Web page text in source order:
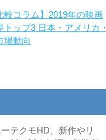
較コラム】2019年の映画
トップ3 日本・アメリカ・
場動向
テクモHD、新作やリ